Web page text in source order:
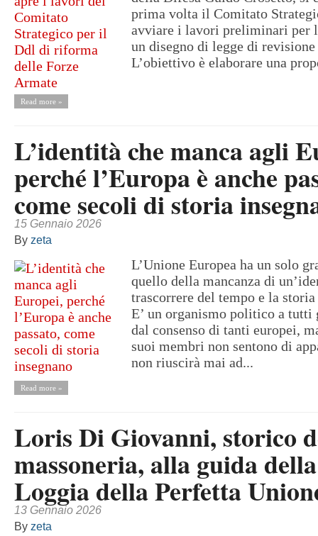
prima volta il Comitato
avviare i lavori preliminari per
un disegno di legge di
L’obiettivo è elaborare una
Read more »
L’identità che manca agli
perché l’Europa è anche
come secoli di storia
15 Gennaio 2026
By zeta
L’Unione Europea ha un solo
quello della mancanza di
trascorrere del tempo e la storia
E’ un organismo politico a
dal consenso di tanti europei,
suoi membri non sentono di
non riuscirà mai ad...
Read more »
Loris Di Giovanni, storico
massoneria, alla guida
Loggia della Perfetta
13 Gennaio 2026
By zeta